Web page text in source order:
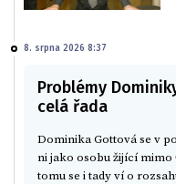
8. srpna 2026 8:37
Problémy
celá řada
Dominika Gottová se v
ni jako osobu žijící mimo
tomu se i tady ví o